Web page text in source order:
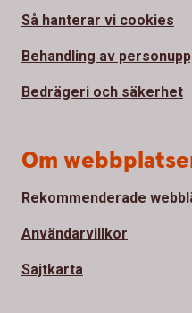
Så hanterar vi cookies
Behandling av
Bedrägeri och säkerhet
Om
Rekommenderade
Användarvillkor
Sajtkarta